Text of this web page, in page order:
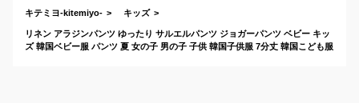
キテミヨ-kitemiyo- キッズ
リネン アラジンパンツ ゆったり サルエルパンツ ジョガーパンツ ベビー キッ
ズ 韓国ベビー服 パンツ 夏 女の子 男の子 子供 韓国子供服 7分丈 韓国こども服